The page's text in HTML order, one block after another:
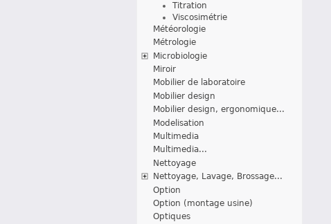
Titration
Viscosimétrie
Météorologie
Métrologie
Microbiologie
Miroir
Mobilier de laboratoire
Mobilier design
Mobilier design, ergonomique...
Modelisation
Multimedia
Multimedia...
Nettoyage
Nettoyage, Lavage, Brossage...
Option
Option (montage usine)
Optiques